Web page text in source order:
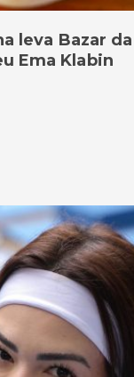
leva Bazar da
Ema Klabin